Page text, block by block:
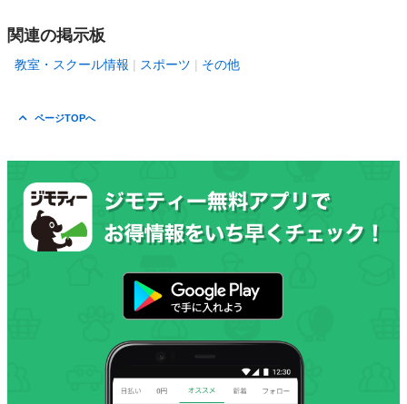
関連の掲示板
教室・スクール情報 スポーツ その他
ページTOPへ